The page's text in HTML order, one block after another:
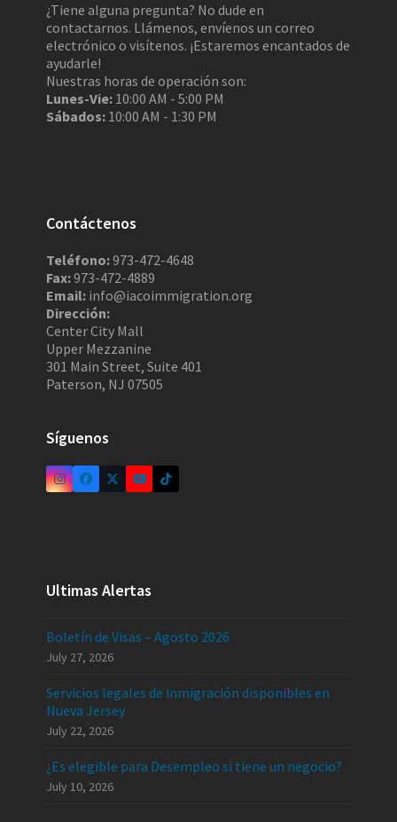
¿Tiene alguna pregunta? No dude en
contactarnos. Llámenos, envíenos un correo
electrónico o visítenos. ¡Estaremos encantados de
ayudarle!
Nuestras horas de operación son:
Lunes-Vie: 10:00 AM - 5:00 PM
Sábados: 10:00 AM - 1:30 PM
Contáctenos
Teléfono:973-472-4648
Fax:973-472-4889
Email: info@iacoimmigration.org
Dirección:
Center City Mall
Upper Mezzanine
301 Main Street, Suite 401
Paterson, NJ 07505
Síguenos
Ultimas Alertas
Boletín de Visas – Agosto 2026
July 27, 2026
Servicios legales de inmigración disponibles en
Nueva Jersey
July 22, 2026
¿Es elegible para Desempleo si tiene un negocio?
July 10, 2026